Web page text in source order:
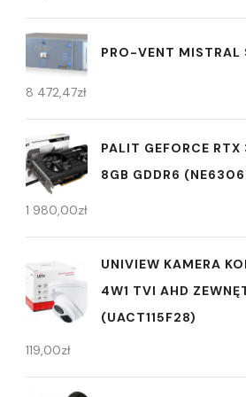
PRO-VENT
8 472,47zł
PALIT GEFORCE
8GB GDDR6
1 980,00zł
UNIVIEW KAMERA
4W1 TVI AHD
(UACT115F28)
119,00zł